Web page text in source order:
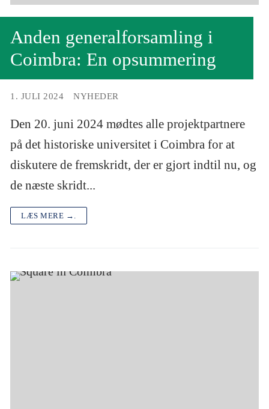
Anden generalforsamling i
Coimbra: En opsummering
1. JULI 2024 NYHEDER
Den 20. juni 2024 mødtes alle projektpartnere
på det historiske universitet i Coimbra for at
diskutere de fremskridt, der er gjort indtil nu, og
de næste skridt...
LÆS MERE →.